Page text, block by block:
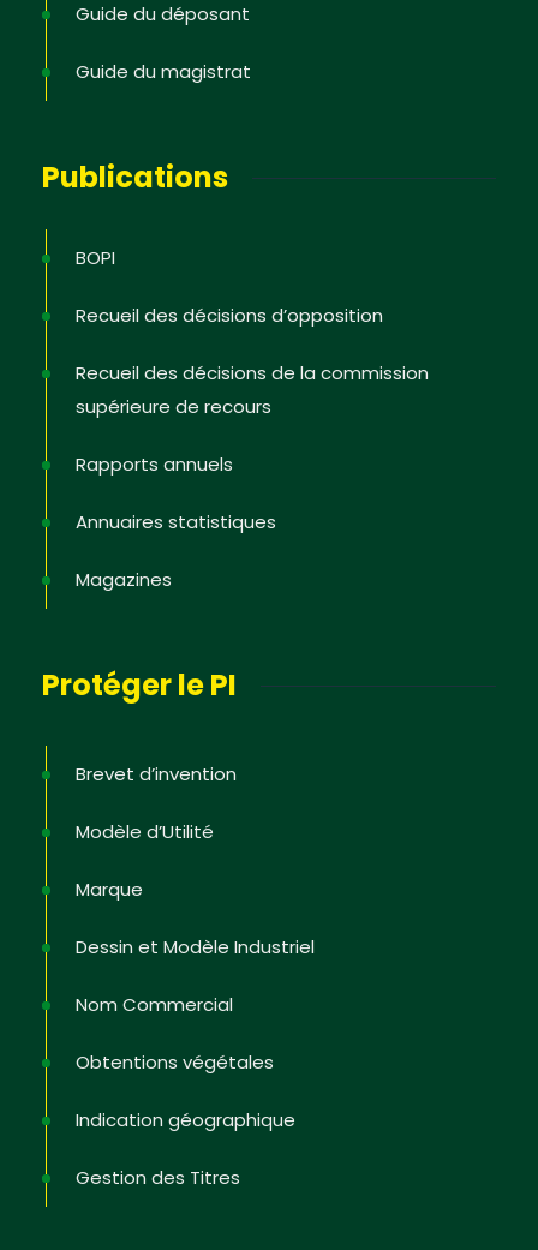
Guide du déposant
Guide du magistrat
Publications
BOPI
Recueil des décisions d’opposition
Recueil des décisions de la commission
supérieure de recours
Rapports annuels
Annuaires statistiques
Magazines
Protéger le PI
Brevet d’invention
Modèle d’Utilité
Marque
Dessin et Modèle Industriel
Nom Commercial
Obtentions végétales
Indication géographique
Gestion des Titres